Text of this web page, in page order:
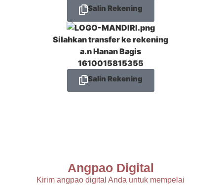
Salin Rekening
Silahkan transfer ke rekening
a.nHanan Bagis
1610015815355
Salin Rekening
Angpao Digital
Kirim angpao digital Anda untuk mempelai